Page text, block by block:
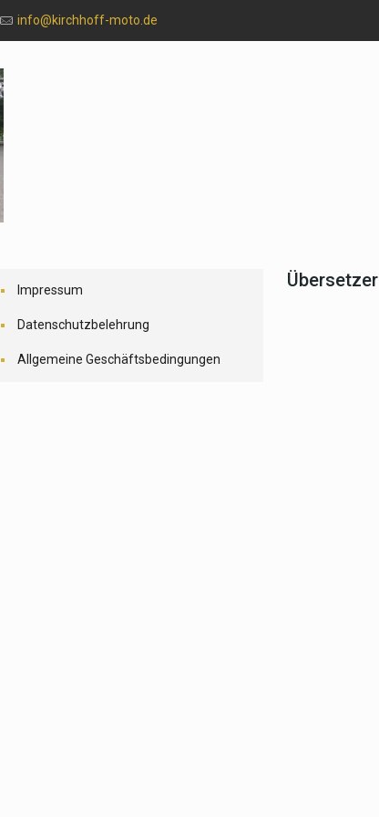
info@kirchhoff-moto.de
Impressum
Datenschutzbelehrung
Allgemeine Geschäftsbedingungen
Übersetzer